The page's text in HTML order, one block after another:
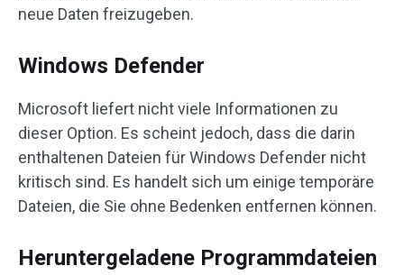
neue Daten freizugeben.
Windows Defender
Microsoft liefert nicht viele Informationen zu
dieser Option. Es scheint jedoch, dass die darin
enthaltenen Dateien für Windows Defender nicht
kritisch sind. Es handelt sich um einige temporäre
Dateien, die Sie ohne Bedenken entfernen können.
Heruntergeladene Programmdateien